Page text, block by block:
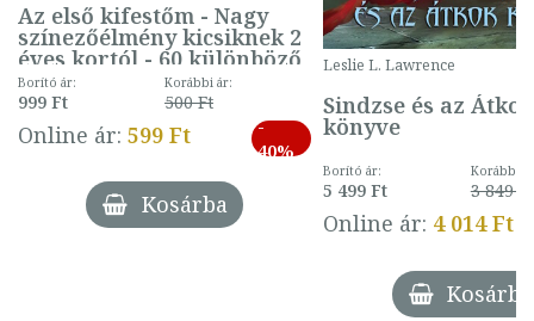
Az első kifestőm - Nagy
színezőélmény kicsiknek 2
éves kortól - 60 különböző
mintával (gombás)
Borító ár:
999 Ft
Korábbi ár:
500 Ft
Online ár: 599 Ft
-
40%
Kosárba
Leslie L. Lawrence
Sindzse és az Átkok
könyve
Borító ár:
5 499 Ft
Korábbi
3 849 Ft
Online ár: 4 014 Ft
Kosárba